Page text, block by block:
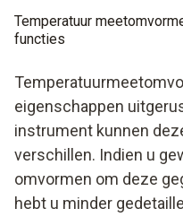
Temperatuur
functies
eigenschappen
instrument kunnen
verschillen. Indien u
omvormen om deze
hebt u minder